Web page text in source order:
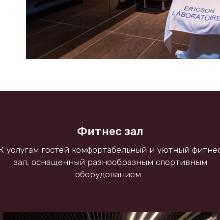
Фитнес зал
услугам гостей комфортабельный и уютный
зал, оснащенный разнообразным спортивным
оборудованием...